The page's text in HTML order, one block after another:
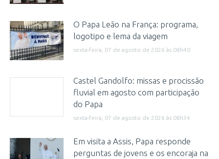
O Papa Leão na França: programa,
logotipo e lema da viagem
sexta-feira, 07 de agosto de 2026 às 08h40
Castel Gandolfo: missas e procissão
fluvial em agosto com participação
do Papa
sexta-feira, 07 de agosto de 2026 às 08h34
Em visita a Assis, Papa responde
perguntas de jovens e os encoraja na